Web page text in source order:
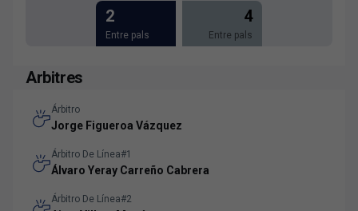
2
Entre pals
4
Entre pals
Arbitres
Árbitro
Jorge Figueroa Vázquez
Árbitro De Línea#1
Álvaro Yeray Carreño Cabrera
Árbitro De Línea#2